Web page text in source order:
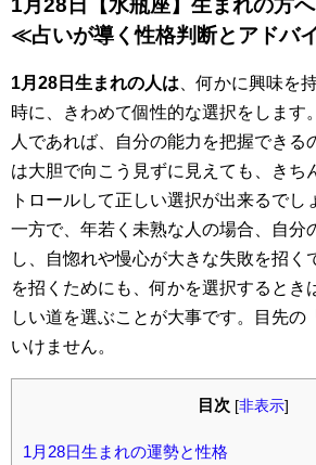
≪占いが導く性格判断とアドバ
1月28日生まれの人は 、何かに興味を
時に、きわめて個性的な選択をします
人であれば、自分の能力を把握できる
は大胆で向こう見ずに見えても、きち
トロールして正しい選択が出来るでし
一方で、年若く未熟な人の場合、自分
し、自惚れや慢心が大きな失敗を招く
を招くためにも、何かを選択するとき
しい道を選ぶことが大事です。目先の
いけません。
目次 [非表示]
1月28日生まれの運勢と性格